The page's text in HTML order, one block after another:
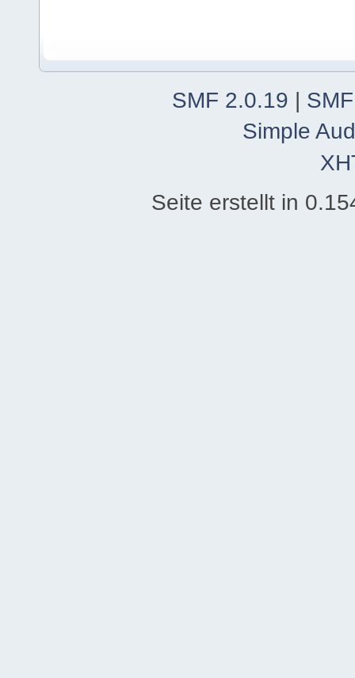
SMF 2.0.19 |
Simple
Seite erstellt in